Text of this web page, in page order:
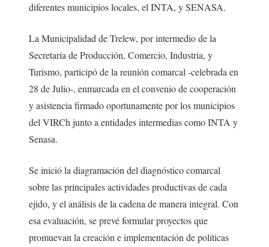
diferentes municipios locales, el INTA, y SENASA.
La Municipalidad de Trelew, por intermedio de la
Secretaría de Producción, Comercio, Industria, y
Turismo, participó de la reunión comarcal -celebrada en
28 de Julio-, enmarcada en el convenio de cooperación
y asistencia firmado oportunamente por los municipios
del VIRCh junto a entidades intermedias como INTA y
Senasa.
Se inició la diagramación del diagnóstico comarcal
sobre las principales actividades productivas de cada
ejido, y el análisis de la cadena de manera integral. Con
esa evaluación, se prevé formular proyectos que
promuevan la creación e implementación de políticas